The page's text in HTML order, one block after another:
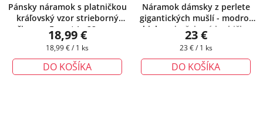
Pánsky náramok s platničkou
kráľovský vzor strieborný
darčeková krabička zadarmo
18,99 €
Jednotková
18,99 € / 1 ks
DO KOŠÍKA
Náramok dámsky z perlete
gigantických mušlí - modro-
biely
+ darčeková krabička
zadarmo
23 €
Jednotková
23 € / 1 ks
DO KOŠÍKA